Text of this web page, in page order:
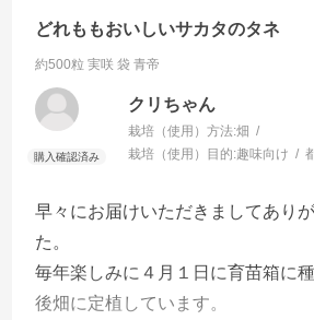
どれももおいしいサカタのタネ
約500粒 実咲 袋 青帝
クリちゃん
栽培（使用）方法:畑
栽培（使用）目的:趣味向け
早々にお届けいただきましてあり
た。
毎年楽しみに４月１日に育苗箱に
後畑に定植しています。